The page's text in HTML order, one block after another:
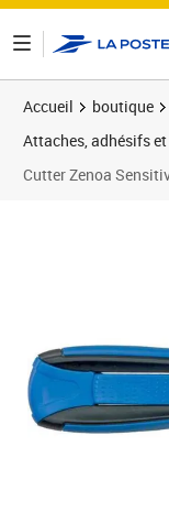
Accueil boutique
Attaches, adhésifs
Cutter Zenoa